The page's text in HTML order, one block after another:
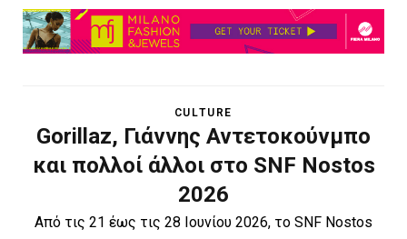
CULTURE
Gorillaz, Γιάννης Αντετοκούνμπο
και πολλοί άλλοι στο SNF Nostos
2026
Από τις 21 έως τις 28 Ιουνίου 2026, το SNF Nostos